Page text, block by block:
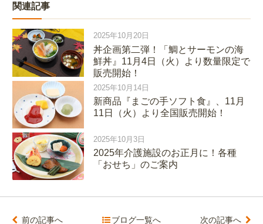
関連記事
2025年10月20日
丼企画第二弾！「鯛とサーモンの海
鮮丼』11月4日（火）より数量限定で
販売開始！
2025年10月14日
新商品『まごの手ソフト食』、11月
11日（火）より全国販売開始！
2025年10月3日
2025年介護施設のお正月に！各種
「おせち」のご案内
前の記事へ ブログ一覧へ 次の記事へ